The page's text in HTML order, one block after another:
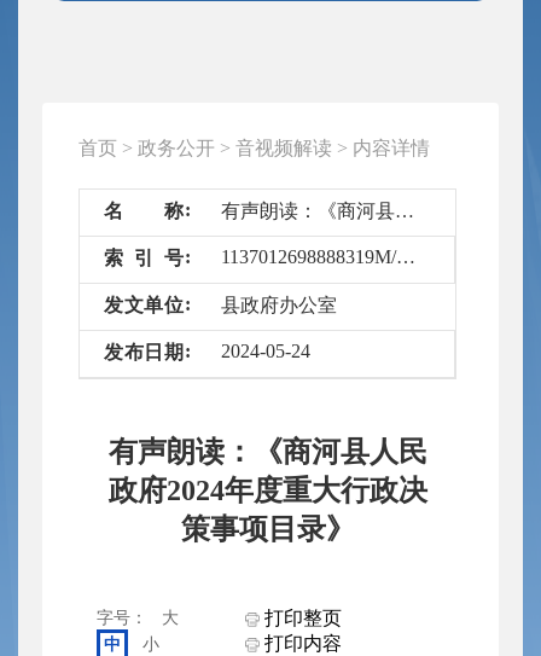
首页 > 政务公开 > 音视频解读 > 内容详情
名 称 有声朗读：《商河县人民政府2024年度重大行政决策事项目录》
索 引 号 1137012698888319M/2024-6587556
发文单位 县政府办公室
发布 日 期 2024-05-24
有声朗读：《商河县人民
政府2024年度重大行政决
策事项目录》
字号：
大
中
小
打印整页
打印内容